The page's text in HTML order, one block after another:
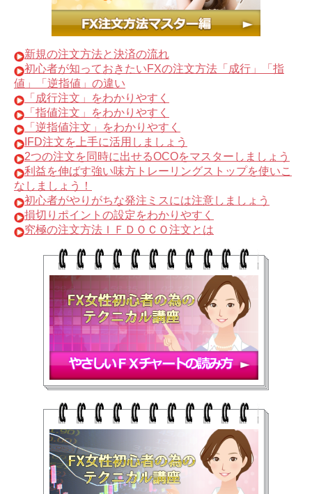
新規の注文方法と決済の流れ
初心者が知っておきたいFXの注文方法「成行」「指
値」「逆指値」の違い
「成行注文」をわかりやすく
「指値注文」をわかりやすく
「逆指値注文」をわかりやすく
IFD注文を上手に活用しましょう
2つの注文を同時に出せるOCOをマスターしましょう
利益を伸ばす強い味方トレーリングストップを使いこ
なしましょう！
初心者がやりがちな発注ミスには注意しましょう
損切りポイントの設定をわかりやすく
究極の注文方法ＩＦＤＯＣＯ注文とは